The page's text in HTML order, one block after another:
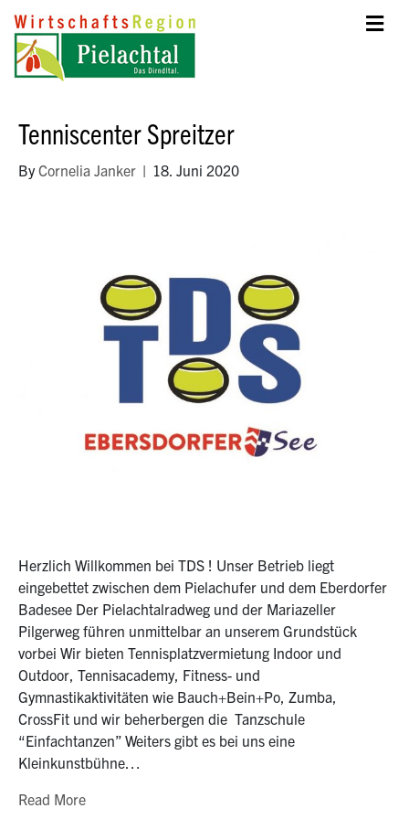
Tenniscenter Spreitzer
ByCornelia Janker | 18. Juni 2020
Herzlich Willkommen bei TDS ! Unser Betrieb liegt
eingebettet zwischen dem Pielachufer und dem Eberdorfer
Badesee Der Pielachtalradweg und der Mariazeller
Pilgerweg führen unmittelbar an unserem Grundstück
vorbei Wir bieten Tennisplatzvermietung Indoor und
Outdoor, Tennisacademy, Fitness- und
Gymnastikaktivitäten wie Bauch+Bein+Po, Zumba,
CrossFit und wir beherbergen die Tanzschule
“Einfachtanzen” Weiters gibt es bei uns eine
Kleinkunstbühne…
Read More